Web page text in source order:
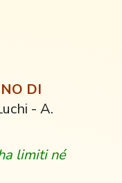
DI
- A.
limiti né